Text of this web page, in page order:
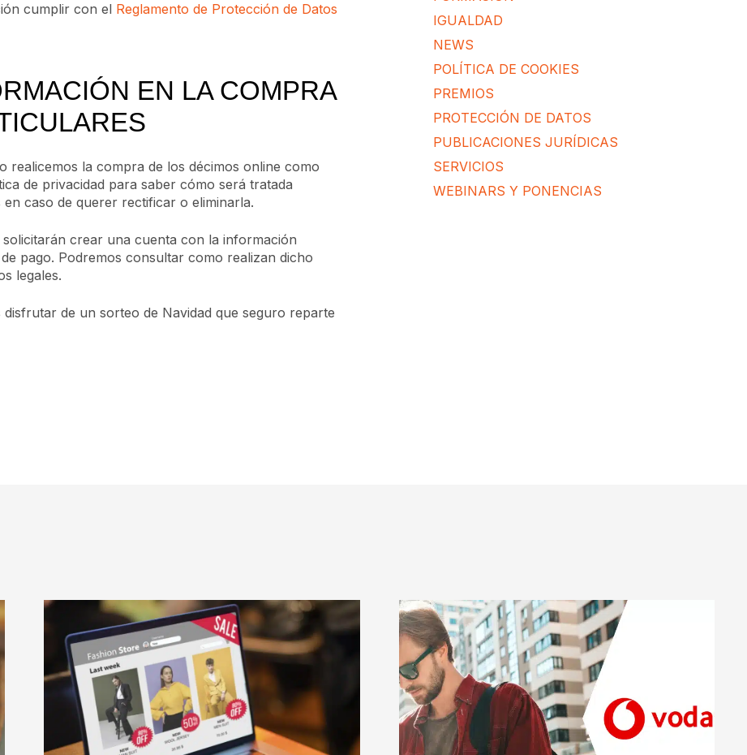
cumplir con el Reglamento de Protección de Datos
EN LA COMPRA
realicemos la compra de los décimos online como
de privacidad para saber cómo será tratada
caso de querer rectificar o eliminarla.
crear una cuenta con la información
pago. Podremos consultar como realizan dicho
legales.
de un sorteo de Navidad que seguro reparte
IGUALDAD
NEWS
POLÍTICA DE COOKIES
PREMIOS
PROTECCIÓN DE DATOS
PUBLICACIONES JURÍDICAS
SERVICIOS
WEBINARS Y PONENCIAS